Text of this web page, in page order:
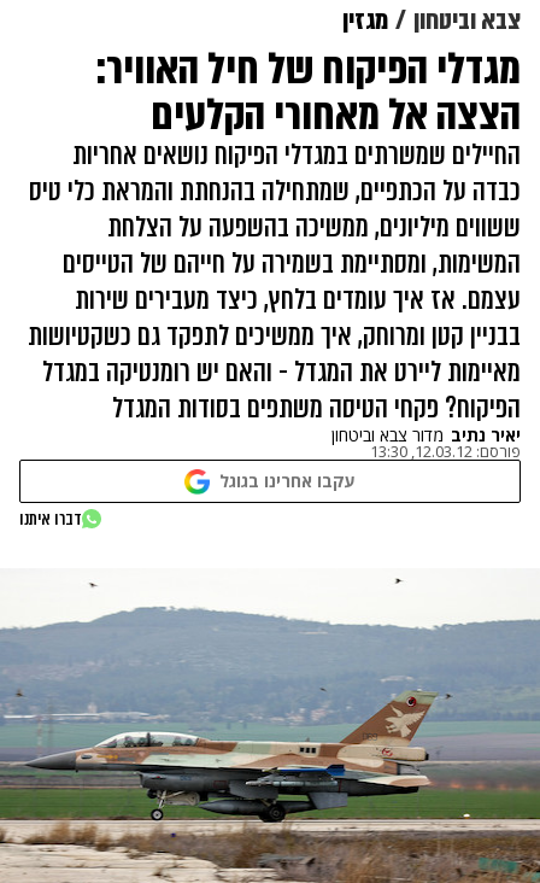
צבא וביטחון מגזין
מגדלי הפיקוח של חיל האוויר:
הצצה אל מאחורי הקלעים
החיילים שמשרתים במגדלי הפיקוח נושאים אחריות
כבדה על הכתפיים, שמתחילה בהנחתת והמראת כלי טיס
ששווים מיליונים, ממשיכה בהשפעה על הצלחת
המשימות, ומסתיימת בשמירה על חייהם של הטייסים
עצמם. אז איך עומדים בלחץ, כיצד מעבירים שירות
בבניין קטן ומרוחק, איך ממשיכים לתפקד גם כשקטיושות
מאיימות ליירט את המגדל - והאם יש רומנטיקה במגדל
הפיקוח? פקחי הטיסה משתפים בסודות המגדל
יאיר נתיב מדור צבא וביטחון
פורסם: 12.03.12, 13:30
עקבו אחרינו בגוגל
דברו איתנו